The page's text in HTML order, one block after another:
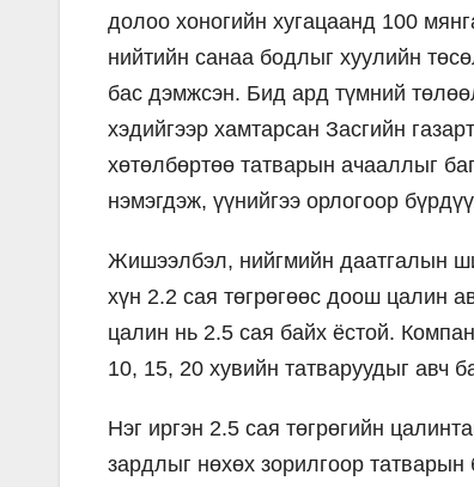
долоо хоногийн хугацаанд 100
нийтийн санаа бодлыг хуулийн
бас дэмжсэн. Бид ард түмний
хэдийгээр хамтарсан Засгийн
хөтөлбөртөө татварын ачааллыг
нэмэгдэж, үүнийгээ орлогоор
Жишээлбэл, нийгмийн даатгалын
хүн 2.2 сая төгрөгөөс доош цалин
цалин нь 2.5 сая байх ёстой.
10, 15, 20 хувийн татваруудыг авч
Нэг иргэн 2.5 сая төгрөгийн
зардлыг нөхөх зорилгоор